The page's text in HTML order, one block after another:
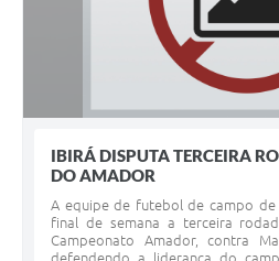
IBIRÁ DISPUTA TERCEIRA
DO AMADOR
A equipe de futebol de campo
final de semana a terceira
Campeonato Amador, contra
defendendo a liderança do